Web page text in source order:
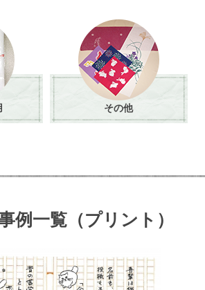
その他
例一覧（プリント）